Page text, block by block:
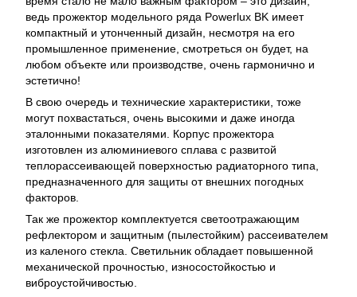
ведь прожектор модельного ряда Powerlux BK имеет
компактный и утонченный дизайн, несмотря на его
промышленное применение, смотреться он будет, на
любом объекте или производстве, очень гармонично и
эстетично!
В свою очередь и технические характеристики, тоже
могут похвастаться, очень высокими и даже иногда
эталонными показателями. Корпус прожектора
изготовлен из алюминиевого сплава с развитой
теплорассеивающей поверхностью радиаторного типа,
предназначенного для защиты от внешних погодных
факторов.
Так же прожектор комплектуется светоотражающим
рефлектором и защитным (пылестойким) рассеивателем
из каленого стекла. Светильник обладает повышенной
механической прочностью, износостойкостью и
виброустойчивостью.